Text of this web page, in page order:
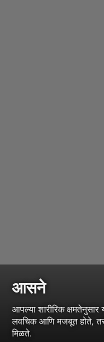
आसने
आपल्या शारीरिक
लवचिक आणि मजबूत होते,
मिळते.